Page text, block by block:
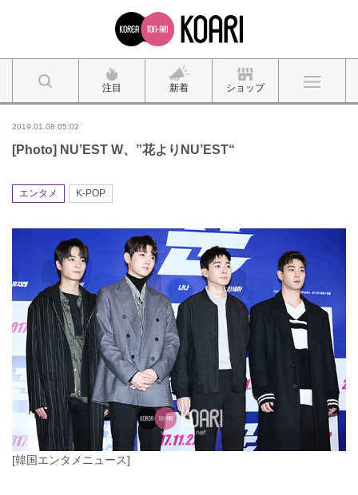
注目 新着 ショップ
2019.01.08 05:02
[Photo] NU’EST W、”花よりNU’EST“
エンタメ K-POP
[韓国エンタメニュース]